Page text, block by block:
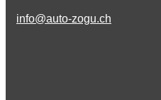
info@auto-zogu.ch